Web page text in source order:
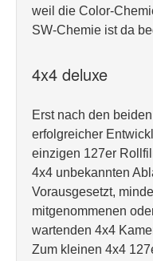
weil die Color-
SW-Chemie ist da
4x4 deluxe
Erst nach den
erfolgreicher
einzigen 127er
4x4 unbekannten
Vorausgesetzt,
mitgenommenen
wartenden 4x4
Zum kleinen 4x4